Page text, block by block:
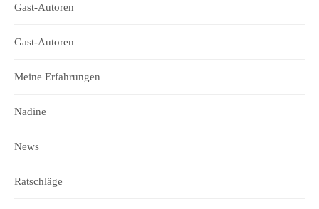
Gast-Autoren
Gast-Autoren
Meine Erfahrungen
Nadine
News
Ratschläge